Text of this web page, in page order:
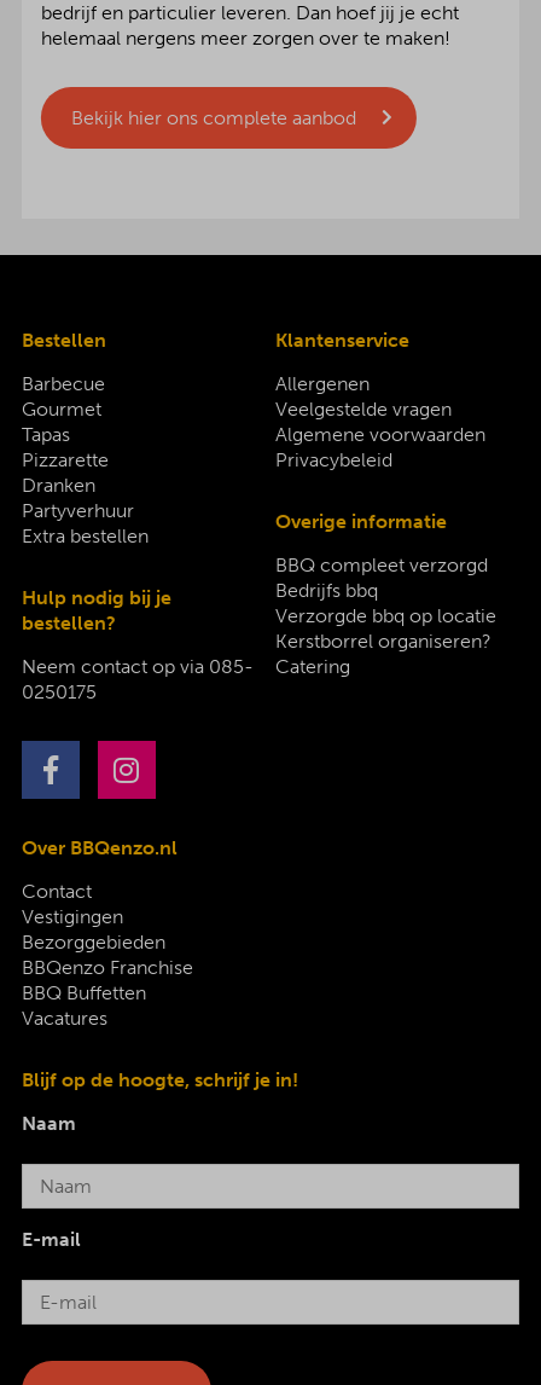
bedrijf en particulier leveren. Dan hoef jij je echt
helemaal nergens meer zorgen over te maken!
Bekijk hier ons complete aanbod
Bestellen
Barbecue
Gourmet
Tapas
Pizzarette
Dranken
Partyverhuur
Extra bestellen
Hulp nodig bij je
bestellen?
Neem contact op via 085-
0250175
Klantenservice
Allergenen
Veelgestelde vragen
Algemene voorwaarden
Privacybeleid
Overige informatie
BBQ compleet verzorgd
Bedrijfs bbq
Verzorgde bbq op locatie
Kerstborrel organiseren?
Catering
Over BBQenzo.nl
Contact
Vestigingen
Bezorggebieden
BBQenzo Franchise
BBQ Buffetten
Vacatures
Blijf op de hoogte, schrijf je in!
Naam
E-mail